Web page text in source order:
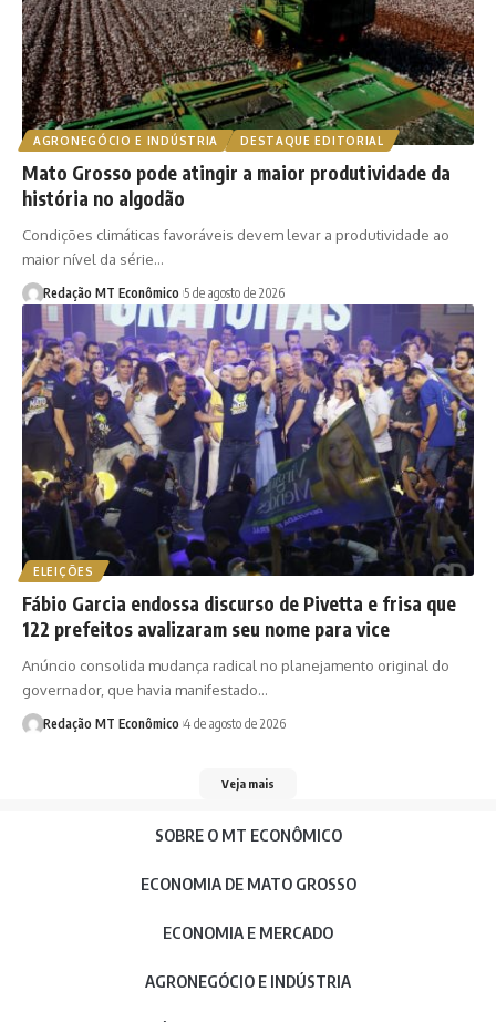
AGRONEGÓCIO E INDÚSTRIA DESTAQUE EDITORIAL
Mato Grosso pode atingir a maior produtividade da
história no algodão
Condições climáticas favoráveis devem levar a produtividade ao
maior nível da série…
Redação MT Econômico 5 de agosto de 2026
ELEIÇÕES
Fábio Garcia endossa discurso de Pivetta e frisa que
122 prefeitos avalizaram seu nome para vice
Anúncio consolida mudança radical no planejamento original do
governador, que havia manifestado…
Redação MT Econômico 4 de agosto de 2026
Veja mais
SOBRE O MT ECONÔMICO
ECONOMIA DE MATO GROSSO
ECONOMIA E MERCADO
AGRONEGÓCIO E INDÚSTRIA